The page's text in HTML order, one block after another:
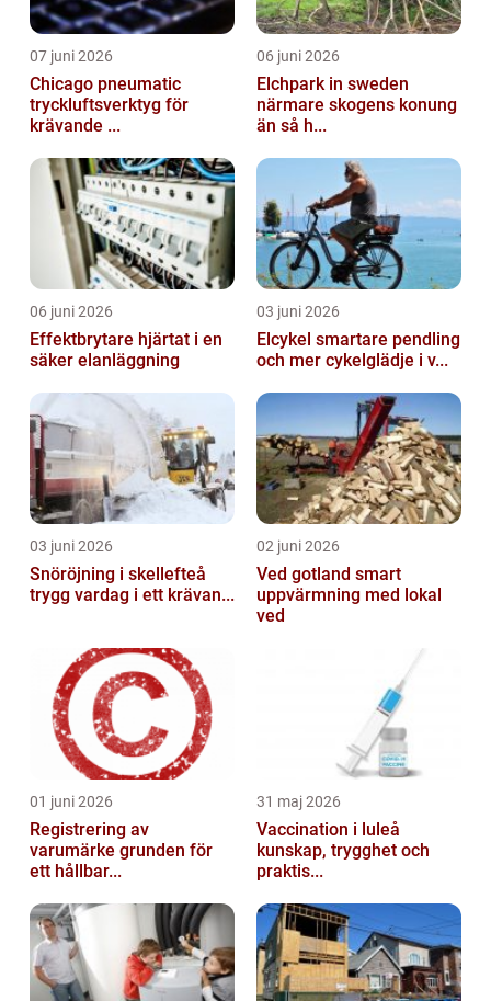
07 juni 2026
Chicago pneumatic
tryckluftsverktyg för
krävande ...
06 juni 2026
Elchpark in sweden
närmare skogens konung
än så h...
06 juni 2026
Effektbrytare hjärtat i en
säker elanläggning
03 juni 2026
Elcykel smartare pendling
och mer cykelglädje i v...
03 juni 2026
Snöröjning i skellefteå
trygg vardag i ett krävan...
02 juni 2026
Ved gotland smart
uppvärmning med lokal
ved
01 juni 2026
Registrering av
varumärke grunden för
ett hållbar...
31 maj 2026
Vaccination i luleå
kunskap, trygghet och
praktis...